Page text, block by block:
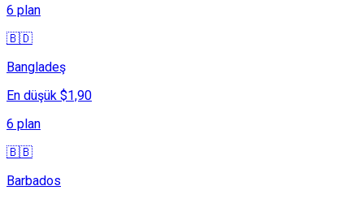
6 plan
🇧🇩
Bangladeş
En düşük $1,90
6 plan
🇧🇧
Barbados